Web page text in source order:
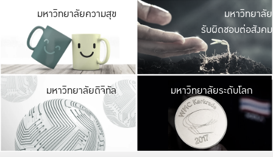
มหาวิทยาลัยความสุข มหาวิ
ค
เปิดประ
และพบเรื่องราวใ
มหาวิทยาลัย
รับผิดชอบต่อสังคม
มหาวิทยาลัยดิจิทัล มหาวิ
เปลี่ยนแปลง แล
เพื่อทำง
ระบบสารสนเทศ
มหาวิทยาลัยระดับโลก